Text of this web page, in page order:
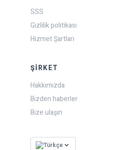
SSS
Gizlilik politikası
Hizmet Şartları
ŞIRKET
Hakkımızda
Bizden haberler
Bize ulaşın
Türkçe